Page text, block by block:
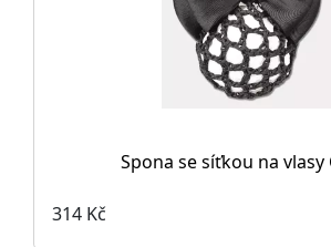
Spona se síťkou na vlasy
314 Kč